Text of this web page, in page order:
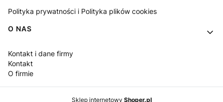
Polityka prywatności i Polityka plików cookies
O NAS
Kontakt i dane firmy
Kontakt
O firmie
Sklep internetowy Shoper.pl